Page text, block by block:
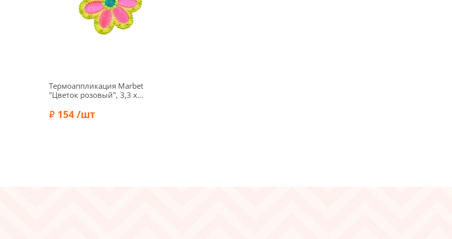
Термоаппликация Marbet
"Цветок розовый", 3,3 х
154 /шт